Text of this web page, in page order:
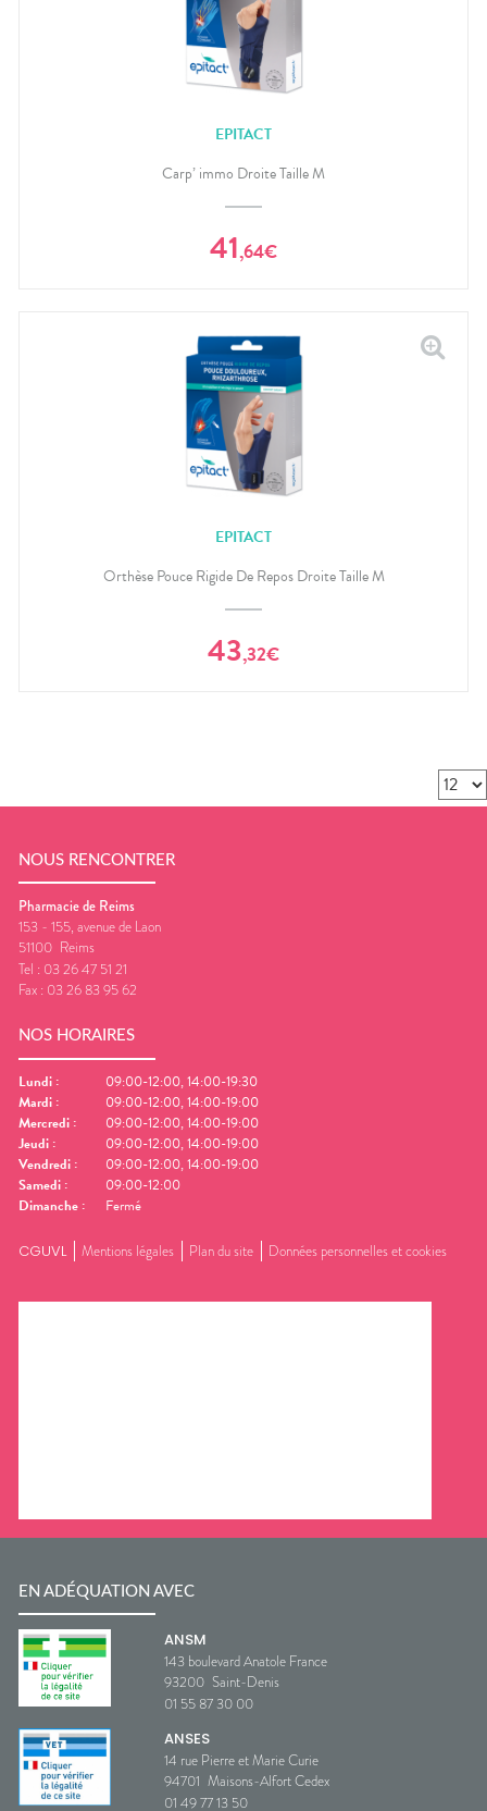
EPITACT
Carp’ immo Droite Taille M
41,64€
EPITACT
Orthèse Pouce Rigide De Repos Droite Taille M
43,32€
NOUS RENCONTRER
Pharmacie de Reims
153 - 155, avenue de Laon
51100 Reims
Tel : 03 26 47 51 21
Fax : 03 26 83 95 62
NOS HORAIRES
Lundi :
09:00-12:00, 14:00-19:30
Mardi :
09:00-12:00, 14:00-19:00
Mercredi :
09:00-12:00, 14:00-19:00
Jeudi :
09:00-12:00, 14:00-19:00
Vendredi :
09:00-12:00, 14:00-19:00
Samedi :
09:00-12:00
Dimanche : Fermé
CGUVL Mentions légales Plan du site Données personnelles et cookies
EN ADÉQUATION AVEC
ANSM
143 boulevard Anatole France
93200 Saint-Denis
01 55 87 30 00
ANSES
14 rue Pierre et Marie Curie
94701 Maisons-Alfort Cedex
01 49 77 13 50